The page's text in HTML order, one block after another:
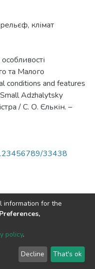
рельєф, клімат
та Малого
conditions and features
Adzhalytsky
/ С. О. Єлькін. –
33438
2026
User
Send
Feedback
information for the
policy.
Decline That's ok